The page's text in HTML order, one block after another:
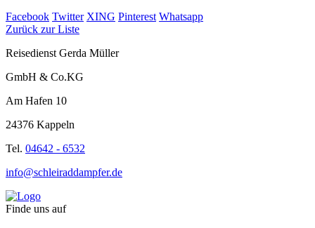
Facebook Twitter XING Pinterest Whatsapp
Zurück zur Liste
Reisedienst Gerda Müller
GmbH & Co.KG
Am Hafen 10
24376 Kappeln
Tel. 04642 - 6532
info@schleiraddampfer.de
Finde uns auf